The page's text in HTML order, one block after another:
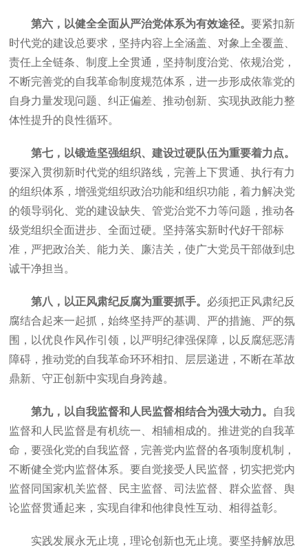
第六，以健全全面从严治党体系为有效途径。要紧扣新
时代党的建设总要求，坚持内容上全涵盖、对象上全覆盖、
责任上全链条、制度上全贯通，坚持制度治党、依规治党，
不断完善党的自我革命制度规范体系，进一步形成依靠党的
自身力量发现问题、纠正偏差、推动创新、实现执政能力整
体性提升的良性循环。
第七，以锻造坚强组织、建设过硬队伍为重要着力点。
要深入贯彻新时代党的组织路线，完善上下贯通、执行有力
的组织体系，增强党组织政治功能和组织功能，着力解决党
的领导弱化、党的建设缺失、管党治党不力等问题，推动各
级党组织全面进步、全面过硬。坚持落实新时代好干部标
准，严把政治关、能力关、廉洁关，使广大党员干部做到忠
诚干净担当。
第八，以正风肃纪反腐为重要抓手。 必须把正风肃纪反
腐结合起来一起抓，始终坚持严的基调、严的措施、严的氛
围，以优良作风作引领，以严明纪律强保障，以反腐惩恶清
障碍，推动党的自我革命环环相扣、层层递进，不断在革故
鼎新、守正创新中实现自身跨越。
第九，以自我监督和人民监督相结合为强大动力。 自我
监督和人民监督是有机统一、相辅相成的。推进党的自我革
命，要强化党的自我监督，完善党内监督的各项制度机制，
不断健全党内监督体系。要自觉接受人民监督，切实把党内
监督同国家机关监督、民主监督、司法监督、群众监督、舆
论监督贯通起来，实现自律和他律良性互动、相得益彰。
实践发展永无止境，理论创新也无止境。要坚持解放思